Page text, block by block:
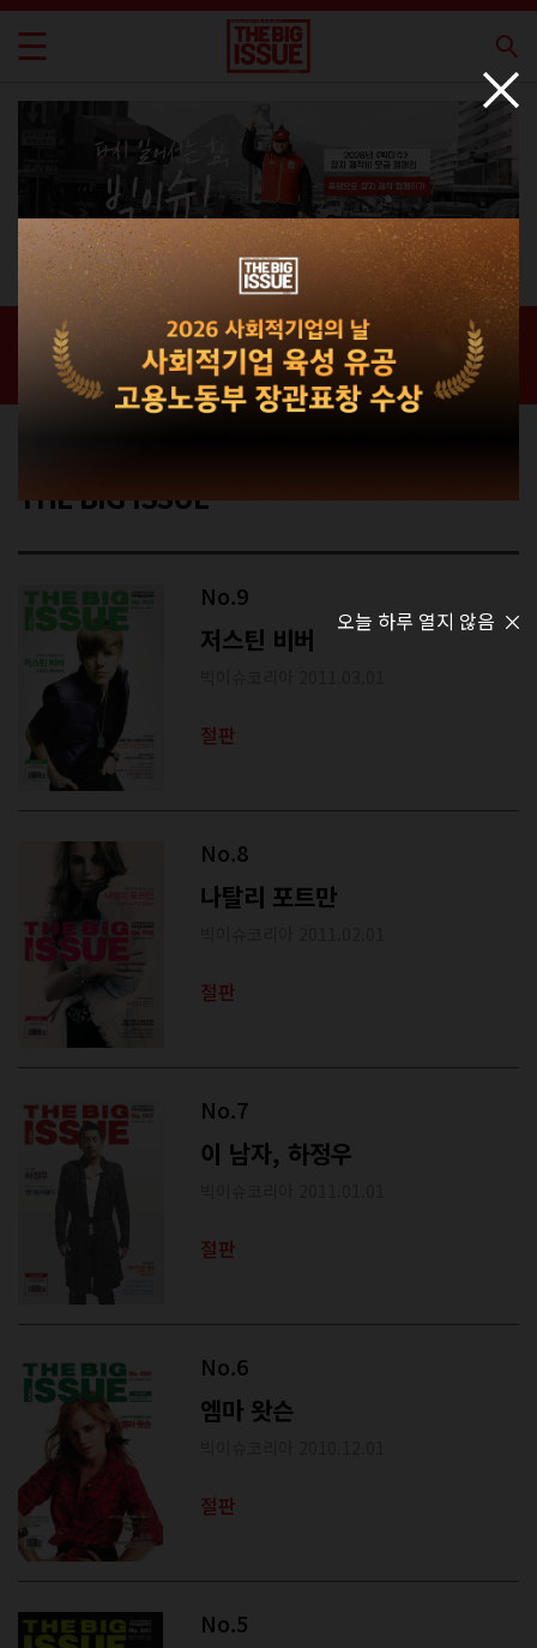
신간 · 과월호
홈 / 매거진 /신간 · 과월호
THE BIG ISSUE
No.9
저스틴 비버
절판
No.8
나탈리 포트만
절판
No.7
이 남자, 하정우
절판
No.6
엠마 왓슨
절판
No.5
오늘 하루 열지 않음